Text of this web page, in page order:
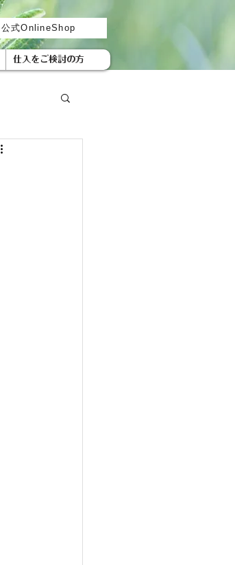
公式OnlineShop
仕入をご検討の方